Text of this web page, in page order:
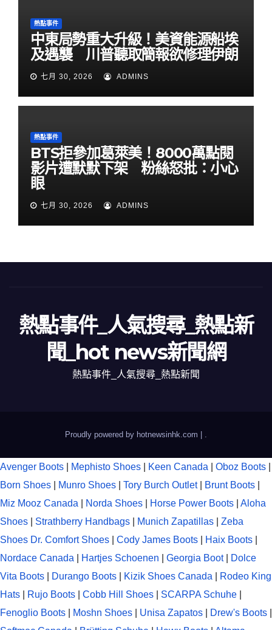
熱點事件
中東局勢重大升級！美資能源船埃
及遇襲 川普聽取簡報欲修理伊朗
七月 30, 2026 ADMINS
熱點事件
BTS拒參加葛萊美！8000萬點閱
影片遭默默下架 粉絲怒批：小心
眼
七月 30, 2026 ADMINS
熱點事件_人氣搜尋_熱點新
聞_hot news新聞網
熱點事件_人氣搜尋_熱點新聞
Proudly powered by hotnewsinhk.com |
Avenger Boots Mephisto Shoes Keen Canada Oboz Boots
Born Shoes
Munro Shoes Tory Burch Outlet Brunt Boots
Miz Mooz Canada
Norda Shoes Horse Power Boots
Aloha
Shoes
Strathberry Handbags Munich Zapatillas
Zeba
Shoes Dr. Comfort Shoes Cody James Boots Haix Boots
Nordace Canada
Hartjes Schoenen Georgia Boot|
Dolce
Vita Boots
Durango Boots Kizik Shoes Canada
Rodeo King
Hats
Rujo Boots Cobb Hill Shoes SCARPA Schuhe
Fenoglio Boots
Moshn Shoes Unisa Zapatos Drew's Boots